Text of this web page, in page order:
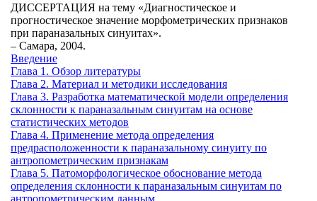
ДИССЕРТАЦИЯ на тему «Диагностическое и
прогностическое значение морфометрических признаков
при параназальных синуитах».
– Самара, 2004.
Введение
Глава 1. Обзор литературы
Глава 2. Материал и методики исследования
Глава 3. Разработка математической модели определения
склонности к параназальным синуитам на основе
статистических методов
Глава 4. Применение метода определения
предрасположенности к параназальному синуиту по
антропометрическим признакам
Глава 5. Патоморфологическое обоснование метода
определения склонности к параназальным синуитам по
антропометрическим данным